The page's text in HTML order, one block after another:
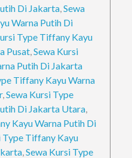
Di Jakarta ,Sewa
Warna Putih Di
Type Tiffany Kayu
Pusat ,Sewa Kursi
Putih Di Jakarta
Tiffany Kayu Warna
,Sewa Kursi Type
Di Jakarta Utara
Kayu Warna Putih Di
Type Tiffany Kayu
,Sewa Kursi Type